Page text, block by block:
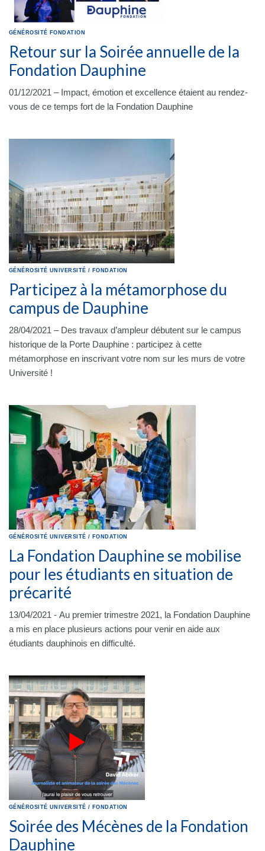
GÉNÉROSITÉ FONDATION
Retour sur la Soirée annuelle de la
Fondation Dauphine
01/12/2021 – Impact, émotion et excellence étaient au rendez-
vous de ce temps fort de la Fondation Dauphine
GÉNÉROSITÉ UNIVERSITÉ / FONDATION
Participez à la métamorphose du
campus de Dauphine
28/04/2021 – Des travaux d’ampleur débutent sur le campus
historique de la Porte Dauphine : participez à cette
métamorphose en inscrivant votre nom sur les murs de votre
Université !
GÉNÉROSITÉ UNIVERSITÉ / FONDATION
La Fondation Dauphine se mobilise
pour les étudiants en situation de
précarité
13/04/2021 - Au premier trimestre 2021, la Fondation Dauphine
a mis en place plusieurs actions pour venir en aide aux
étudiants dauphinois en difficulté.
GÉNÉROSITÉ UNIVERSITÉ / FONDATION
Soirée des Mécènes de la Fondation
Dauphine